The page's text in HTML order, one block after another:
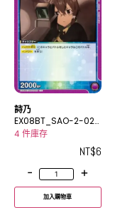
詩乃
EX08BT_SAO-2-026
C
4 件庫存
NT$6
-
+
加入購物車